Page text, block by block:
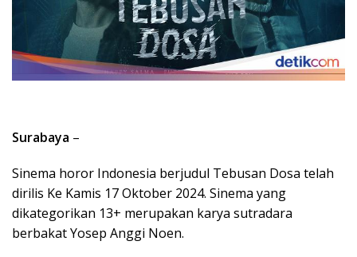
Surabaya –
Sinema horor Indonesia berjudul Tebusan Dosa telah
dirilis Ke Kamis 17 Oktober 2024. Sinema yang
dikategorikan 13+ merupakan karya sutradara
berbakat Yosep Anggi Noen.